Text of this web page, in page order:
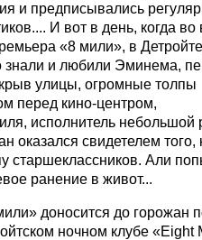
и предписывались
И вот в день, когда во
«8 мили», в
знали и любили Эминема,
улицы, огромные толпы
перед кино-центром,
исполнитель небольшой
свидетелем того,
старшеклассников. Али
ранение в живот...
доносится до горожан
ночном клубе «Eight